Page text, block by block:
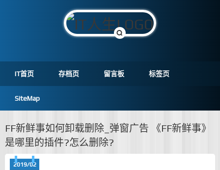
IT首页 存档页 留言板 标签页
SiteMap
FF新鲜事如何卸载删除_弹窗广告 《FF新鲜事》
是哪里的插件?怎么删除?
2019/02